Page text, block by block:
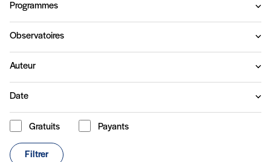
Programmes
Observatoires
Auteur
Date
Type de contenu
Gratuits Payants
Filtrer